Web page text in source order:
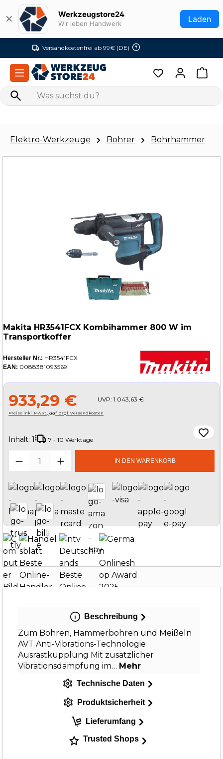
Zum Hauptinhalt springen
✕ Werkzeugstore24
Wir leben Handwerk Laden
Versandkostenfrei ab 99€ (DE)
Elektro-Werkzeuge Bohrer Bohrhammer
Makita HR3541FCX Kombihammer 800 W im
Transportkoffer
Hersteller Nr.: HR3541FCX
EAN: 0088381093569
933,29 € UVP: 1.043,63 €
Preise inkl. MwSt., ggf. zzgl. Versandkosten
Inhalt: 1 7 - 10 Werktage
Produkt Anzahl: Gib denIN DEN WARENKORB
Beschreibung
Zum Bohren, Hammerbohren und Meißeln
AVT Anti-Vibrations-Technologie
Ausrastkupplung Mit zusätzlicher
Vibrationsdämpfung im… Mehr
Technische Daten
Produktsicherheit
Lieferumfang
Trusted Shops